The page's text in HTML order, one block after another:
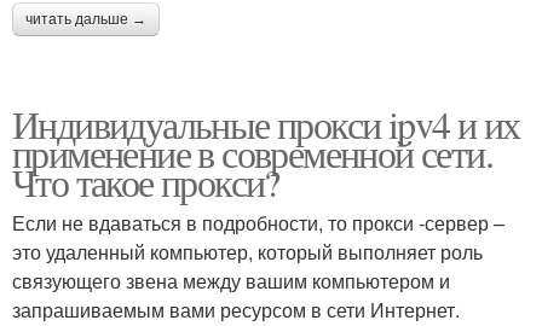
читать дальше →
Индивидуальные прокси ipv4 и их
применение в современной сети.
Что такое прокси?
Если не вдаваться в подробности, то прокси -сервер –
это удаленный компьютер, который выполняет роль
связующего звена между вашим компьютером и
запрашиваемым вами ресурсом в сети Интернет.